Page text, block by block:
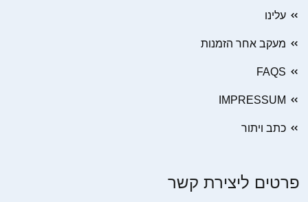
עלינו
מעקב אחר הזמנות
FAQS
IMPRESSUM
כתב ויתור
פרטים ליצירת קשר